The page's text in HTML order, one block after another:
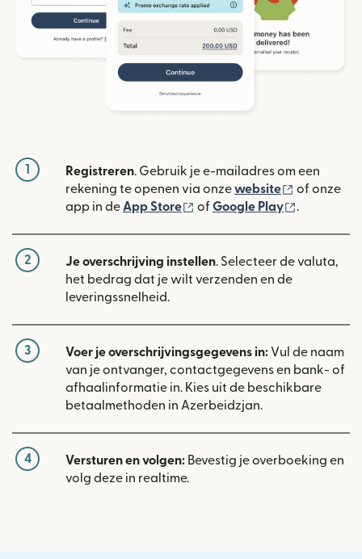
1 Registreren. Gebruik je e-mailadres om een
rekening te openen via onzewebsite (wordt
of onze
app in de App Store (wordt geopend in een
of Google Play .
2 Je overschrijving instellen. Selecteer de valuta,
het bedrag dat je wilt verzenden en de
leveringssnelheid.
3 Voer je overschrijvingsgegevens in: Vul de naam
van je ontvanger, contactgegevens en bank- of
afhaalinformatie in. Kies uit de beschikbare
betaalmethoden in Azerbeidzjan.
4 Versturen en volgen: Bevestig je overboeking en
volg deze in realtime.